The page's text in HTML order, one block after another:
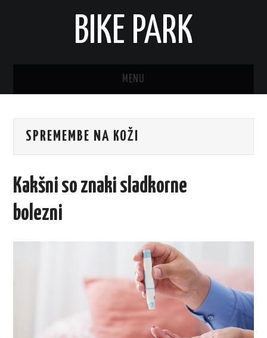
BIKE PARK
MENU
SPREMEMBE NA KOŽI
Kakšni so znaki sladkorne
bolezni